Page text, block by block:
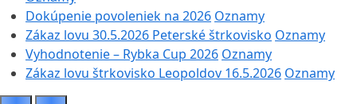
Dokúpenie povoleniek na 2026 Oznamy
Zákaz lovu 30.5.2026 Peterské štrkovisko Oznamy
Vyhodnotenie – Rybka Cup 2026 Oznamy
Zákaz lovu štrkovisko Leopoldov 16.5.2026 Oznamy